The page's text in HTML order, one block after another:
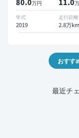
80.0万円 11.0
年式
2019
走行距離
2.8万km
おすす
最近チ